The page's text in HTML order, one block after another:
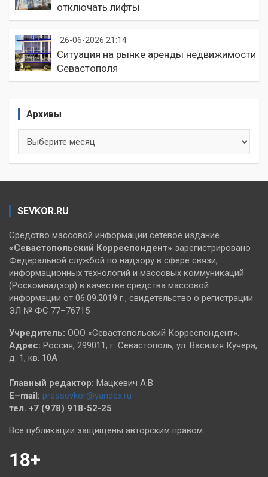
отключать лифты
26-06-2026 21:14
Ситуация на рынке аренды недвижимости
Севастополя
Архивы
SEVKOR.RU
Средство массовой информации сетевое издание
«Севастопольский Корреспондент» зарегистрировано
Федеральной службой по надзору в сфере связи,
информационных технологий и массовых коммуникаций
(Роскомнадзор) в качестве средства массовой
информации от 06.09.2019 г., свидетельство о регистрации
ЭЛ № ФС 77–76715
Учредитель: ООО «Севастопольский Корреспондент».
Адрес: Россия, 299011, г. Севастополь, ул. Василия Кучера,
д. 1, кв. 10А
Главный редактор: Мацкевич А.В.
E–mail: pressevkor@yandex.ru
тел. +7 (978) 918-52-25
Все публикации защищены авторским правом.
18+